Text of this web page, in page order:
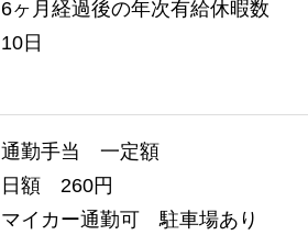
6ヶ月経過後の年次有給休暇数
10日
通勤手当 一定額
日額 260円
マイカー通勤可 駐車場あり